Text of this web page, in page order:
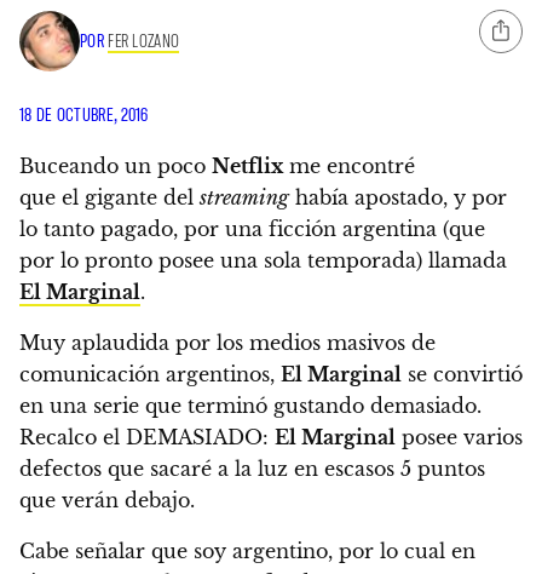
POR FER LOZANO
18 DE OCTUBRE, 2016
Buceando un poco Netflixme encontré
que el gigante delstreaminghabía apostado, y por
lo tanto pagado, por una ficción argentina (que
por lo pronto posee una sola temporada) llamada
El Marginal.
Muy aplaudida por los medios masivos de
comunicación argentinos, El Marginal se convirtió
en una serie que terminó gustando demasiado.
Recalco el DEMASIADO: El Marginal posee varios
defectos que sacaré a la luz en escasos 5 puntos
que verán debajo.
Cabe señalar que soy argentino, por lo cual en